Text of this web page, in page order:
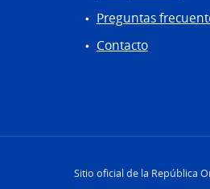
Preguntas
Contacto
Sitio oficial de la República